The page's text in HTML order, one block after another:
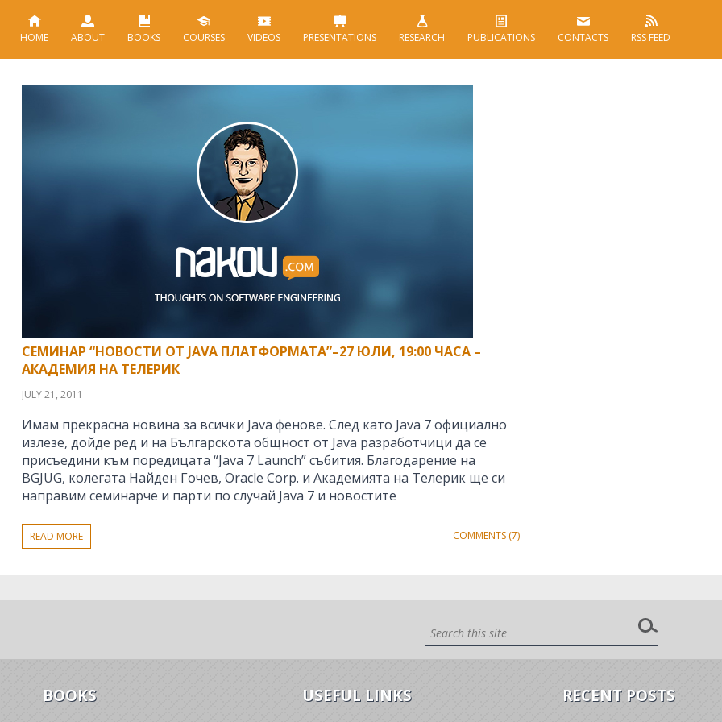
HOME ABOUT BOOKS COURSES VIDEOS PRESENTATIONS RESEARCH PUBLICATIONS CONTACTS RSS FEED
СЕМИНАР “НОВОСТИ ОТ JAVA ПЛАТФОРМАТА”–27 ЮЛИ, 19:00 ЧАСА –
АКАДЕМИЯ НА ТЕЛЕРИК
JULY 21, 2011
Имам прекрасна новина за всички Java фенове. След като Java 7 официално
излезе, дойде ред и на Българскота общност от Java разработчици да се
присъедини към поредицата “Java 7 Launch” събития. Благодарение на
BGJUG, колегата Найден Гочев, Oracle Corp. и Академията на Телерик ще си
направим семинарче и парти по случай Java 7 и новостите
READ MORE COMMENTS (7)
BOOKS USEFUL LINKS RECENT POSTS